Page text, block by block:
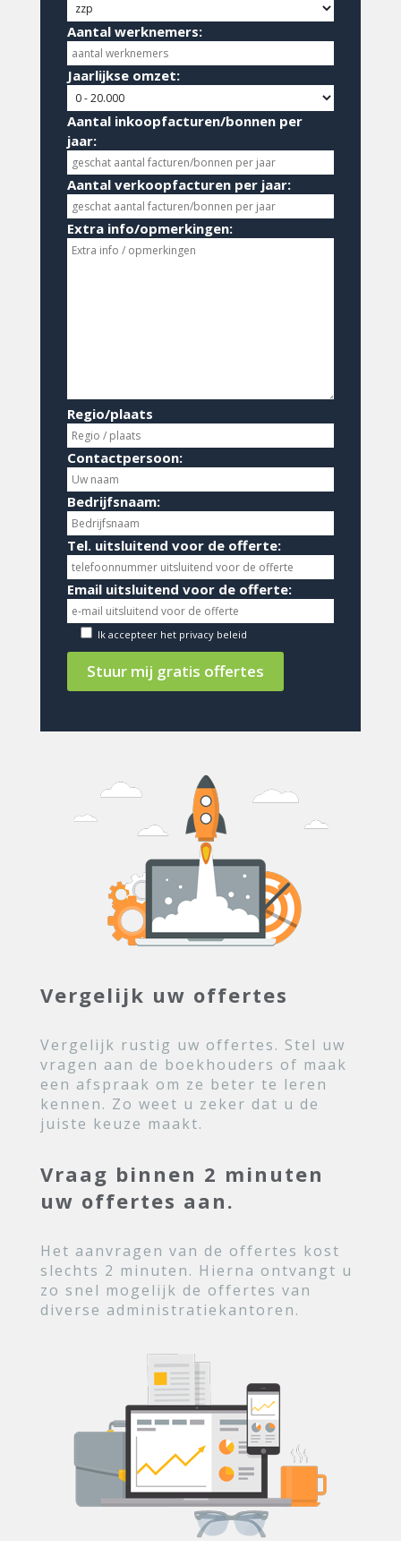
Aantal werknemers:
Jaarlijkse omzet:
Aantal inkoopfacturen/bonnen per
jaar:
Aantal verkoopfacturen per jaar:
Extra info/opmerkingen:
Regio/plaats
Contactpersoon:
Bedrijfsnaam:
Tel. uitsluitend voor de offerte:
Email uitsluitend voor de offerte:
Ik accepteer het privacy beleid
Vergelijk uw offertes
Vergelijk rustig uw offertes. Stel uw
vragen aan de boekhouders of maak
een afspraak om ze beter te leren
kennen. Zo weet u zeker dat u de
juiste keuze maakt.
Vraag binnen 2 minuten
uw offertes aan.
Het aanvragen van de offertes kost
slechts 2 minuten. Hierna ontvangt u
zo snel mogelijk de offertes van
diverse administratiekantoren.